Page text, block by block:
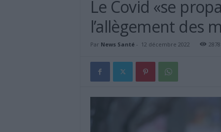
Le Covid «se
l’allègement des
Par News Santé- 12 décembre 2022 2878